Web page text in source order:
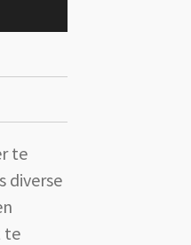
te
diverse
te